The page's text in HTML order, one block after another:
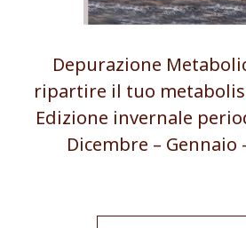
Depurazione
ripartire il tuo
Edizione invernale
Dicembre – Gennaio